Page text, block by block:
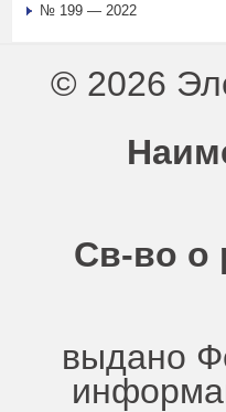
№ 199 — 2022
© 2026
Св-во о
выдано